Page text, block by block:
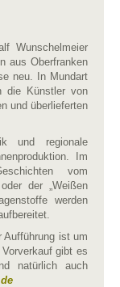
Wunschelmeier
aus Oberfranken
neu. In Mundart
die Künstler von
und überlieferten
und regionale
Im
vom
der „Weißen
werden
Aufführung ist um
gibt es
natürlich auch